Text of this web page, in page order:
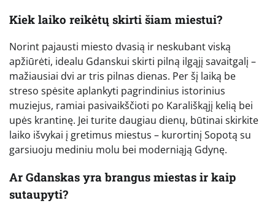
Kiek laiko reikėtų skirti šiam miestui?
Norint pajausti miesto dvasią ir neskubant viską
apžiūrėti, idealu Gdanskui skirti pilną ilgąjį savaitgalį –
mažiausiai dvi ar tris pilnas dienas. Per šį laiką be
streso spėsite aplankyti pagrindinius istorinius
muziejus, ramiai pasivaikščioti po Karališkąjį kelią bei
upės krantinę. Jei turite daugiau dienų, būtinai skirkite
laiko išvykai į gretimus miestus – kurortinį Sopotą su
garsiuoju mediniu molu bei moderniąją Gdynę.
Ar Gdanskas yra brangus miestas ir kaip
sutaupyti?